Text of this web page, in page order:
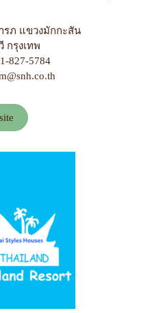
รภ แขวงมักกะสัน
กรุงเทพ
827-5784